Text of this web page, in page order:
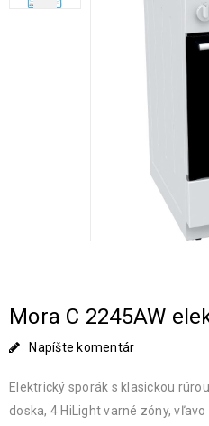
Mora C 2245AW
Napíšte komentár
Elektrický sporák s klasickou
doska, 4 HiLight varné zóny,